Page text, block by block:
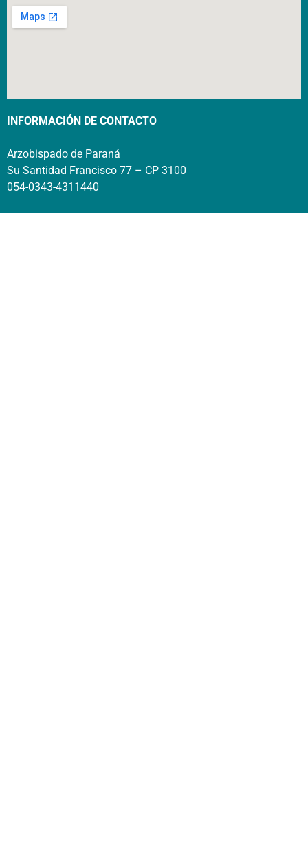
INFORMACIÓN DE CONTACTO
Arzobispado de Paraná
Su Santidad Francisco 77 – CP 3100
054-0343-4311440